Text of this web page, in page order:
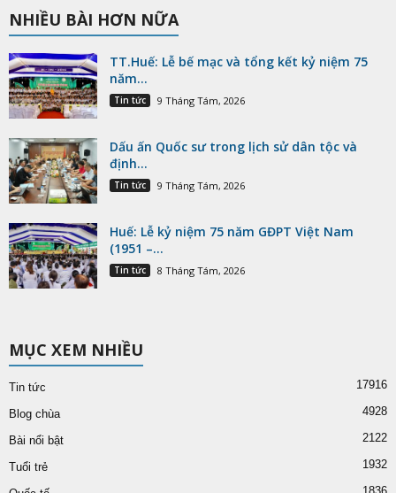
NHIỀU BÀI HƠN NỮA
TT.Huế: Lễ bế mạc và tổng kết kỷ niệm 75
năm...
Tin tức 9 Tháng Tám, 2026
Dấu ấn Quốc sư trong lịch sử dân tộc và
định...
Tin tức 9 Tháng Tám, 2026
Huế: Lễ kỷ niệm 75 năm GĐPT Việt Nam
(1951 –...
Tin tức 8 Tháng Tám, 2026
MỤC XEM NHIỀU
Tin tức 17916
Blog chùa 4928
Bài nổi bật 2122
Tuổi trẻ 1932